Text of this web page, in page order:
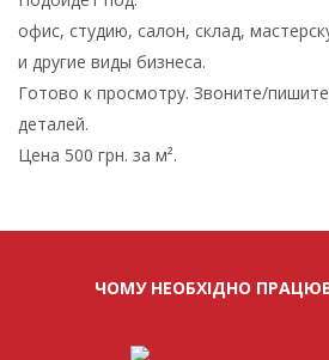
офис, студию, салон, склад,
и другие виды бизнеса.
Готово к просмотру. Звоните/
деталей.
Цена 500 грн. за м².
ЧОМУ НЕОБХІДНО